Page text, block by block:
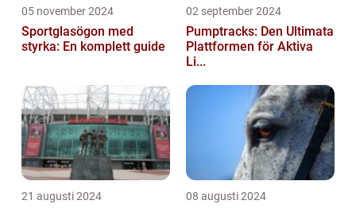
05 november 2024
Sportglasögon med
styrka: En komplett guide
02 september 2024
Pumptracks: Den Ultimata
Plattformen för Aktiva
Li...
21 augusti 2024 08 augusti 2024